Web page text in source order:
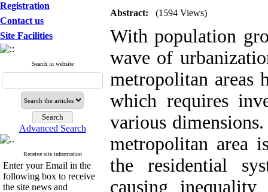
Registration
Contact us
Site Facilities
Search in website
Advanced Search
Receive site information
Enter your Email in the
following box to receive
the site news and
Abstract: (1594 Views)
With population
wave of
metropolitan areas
which requires
various
metropolitan area
the residential
causing